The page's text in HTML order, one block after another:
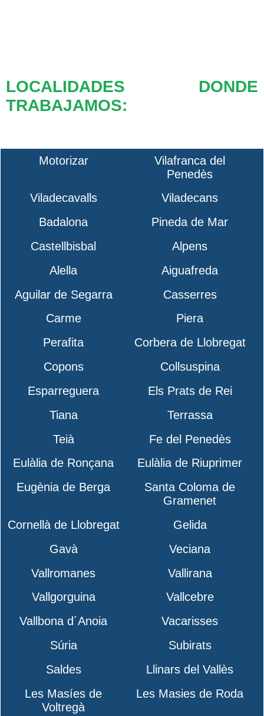
LOCALIDADES DONDE
TRABAJAMOS:
Motorizar
Vilafranca del
Penedès
Viladecavalls
Viladecans
Badalona
Pineda de Mar
Castellbisbal
Alpens
Alella
Aiguafreda
Aguilar de Segarra
Casserres
Carme
Piera
Perafita
Corbera de Llobregat
Copons
Collsuspina
Esparreguera
Els Prats de Rei
Tiana
Terrassa
Teià
Fe del Penedès
Eulàlia de Ronçana
Eulàlia de Riuprimer
Eugènia de Berga
Santa Coloma de
Gramenet
Cornellà de Llobregat
Gelida
Gavà
Veciana
Vallromanes
Vallirana
Vallgorguina
Vallcebre
Vallbona d´Anoia
Vacarisses
Súria
Subirats
Saldes
Llinars del Vallès
Les Masíes de
Voltregà
Les Masies de Roda